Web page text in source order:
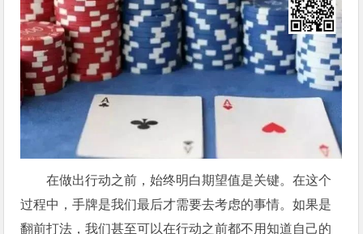
在做出行动之前，始终明白期望值是关键。在这个
过程中，手牌是我们最后才需要去考虑的事情。如果是
翻前打法，我们甚至可以在行动之前都不用知道自己的